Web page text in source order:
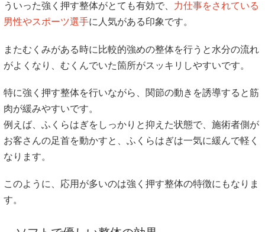
ういった強く押す整体がとても有効で、 力仕事をされている
男性やスポーツ選手に人気がある印象です。
またむくみがある時に比較的強めの整体を行うと水分の流れ
がよくなり、むくんでいた箇所がスッキリしやすいです。
特に強く押す整体を行いながら、関節の動きを誘導すると筋
肉が緩みやすいです。
例えば、ふくらはぎをしっかりと抑えた状態で、施術者側が
お客さんの足首を動かすと、ふくらはぎは一気に緩んで軽く
なります。
このように、応用が多いのは強く押す整体の特徴にもなりま
す。